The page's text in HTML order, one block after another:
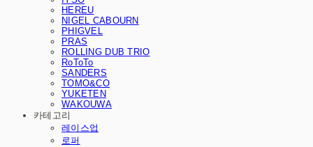
HEREU
NIGEL CABOURN
PHIGVEL
PRAS
ROLLING DUB TRIO
RoToTo
SANDERS
TOMO&CO
YUKETEN
WAKOUWA
카테고리
레이스업
로퍼